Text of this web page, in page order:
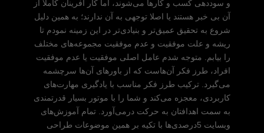
و سوددهی کسب و کارها می‌شوند، اما کار آفرینان کاملاً از
آن بی خبر هستند یا اصلا توجهی به آن ندارند؛ به همین دلیل
شروع به تحقیق عمیق‌تر و بنیادی‌تر در این زمینه نمودم تا
ریشه و علت موفقیت و عدم موفقیت مجموعه‌های مختلف
را بیابم. متوجه شدم عامل اصلی موفقیت یا عدم موفقیت
افراد، طرز فکر آن‌هاست که از باورهای آن‌ها سرچشمه
می‌گیرد. ترکیب طرز فکر مناسب با یادگیری مهارت‌های
کاربردی، معجزه می‌کند و شما را با موتور بسیار قدرتمندی
به سمت اهدافتان به حرکت درمی‌آورد. تمام آموزش‌های
وبسایت 5درصدی‌ها با تکیه بر همین موضوعات طراحی